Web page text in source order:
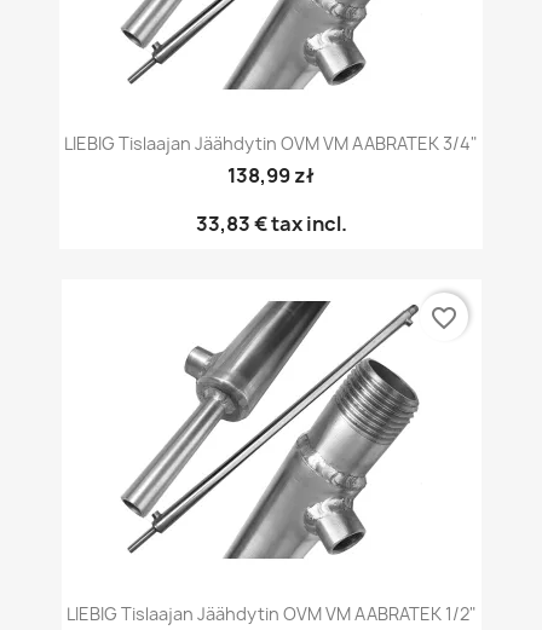
LIEBIG Tislaajan Jäähdytin OVM VM AABRATEK 3/4"
138,99 zł
33,83 €tax incl.
LIEBIG Tislaajan Jäähdytin OVM VM AABRATEK 1/2"
favorite_border